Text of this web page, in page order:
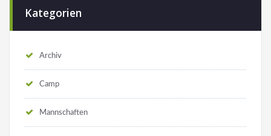
Kategorien
Archiv
Camp
Mannschaften